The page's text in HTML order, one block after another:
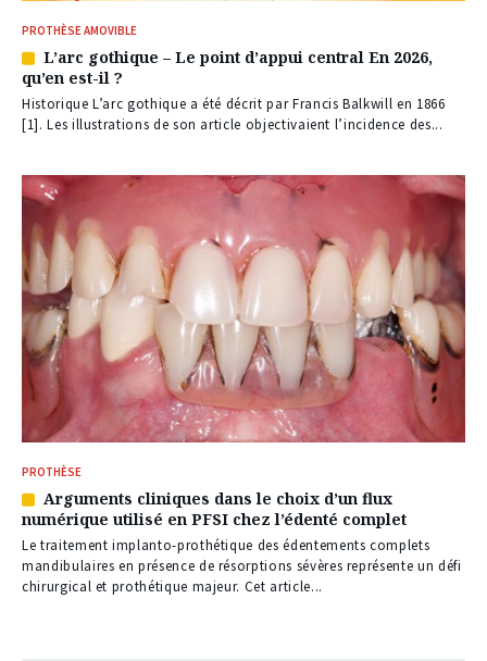
PROTHÈSE AMOVIBLE
Article
réservé
à
nos
L’arc gothique – Le point d’appui central En 2026,
qu’en est-il ?
Historique L’arc gothique a été décrit par Francis Balkwill en 1866
[1]. Les illustrations de son article objectivaient l’incidence des...
PROTHÈSE
Article
réservé
à
nos
abonnés
Arguments cliniques dans le choix d’un flux
numérique utilisé en PFSI chez l’édenté complet
Le traitement implanto-prothétique des édentements complets
mandibulaires en présence de résorptions sévères représente un défi
chirurgical et prothétique majeur. Cet article...